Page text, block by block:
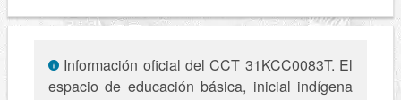
Información oficial del CCT 31KCC0083T. El
espacio de educación básica, inicial indígena